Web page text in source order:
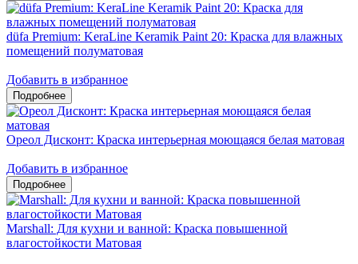
düfa Premium: KeraLine Keramik Paint 20: Краска для влажных
помещений полуматовая
Добавить в избранное
Ореол Дисконт: Краска интерьерная моющаяся белая матовая
Добавить в избранное
Marshall: Для кухни и ванной: Краска повышенной
влагостойкости Матовая